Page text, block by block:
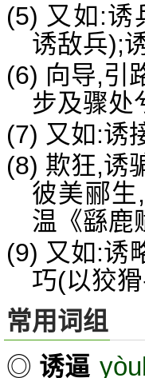
(5) 又如:诱
诱敌兵);
(6) 向导,引
步及骤
(7) 又如:诱
(8) 欺狂,诱
彼美郦
温《繇鹿
(9) 又如:诱
巧(以狡
常用词组
◎ 诱逼